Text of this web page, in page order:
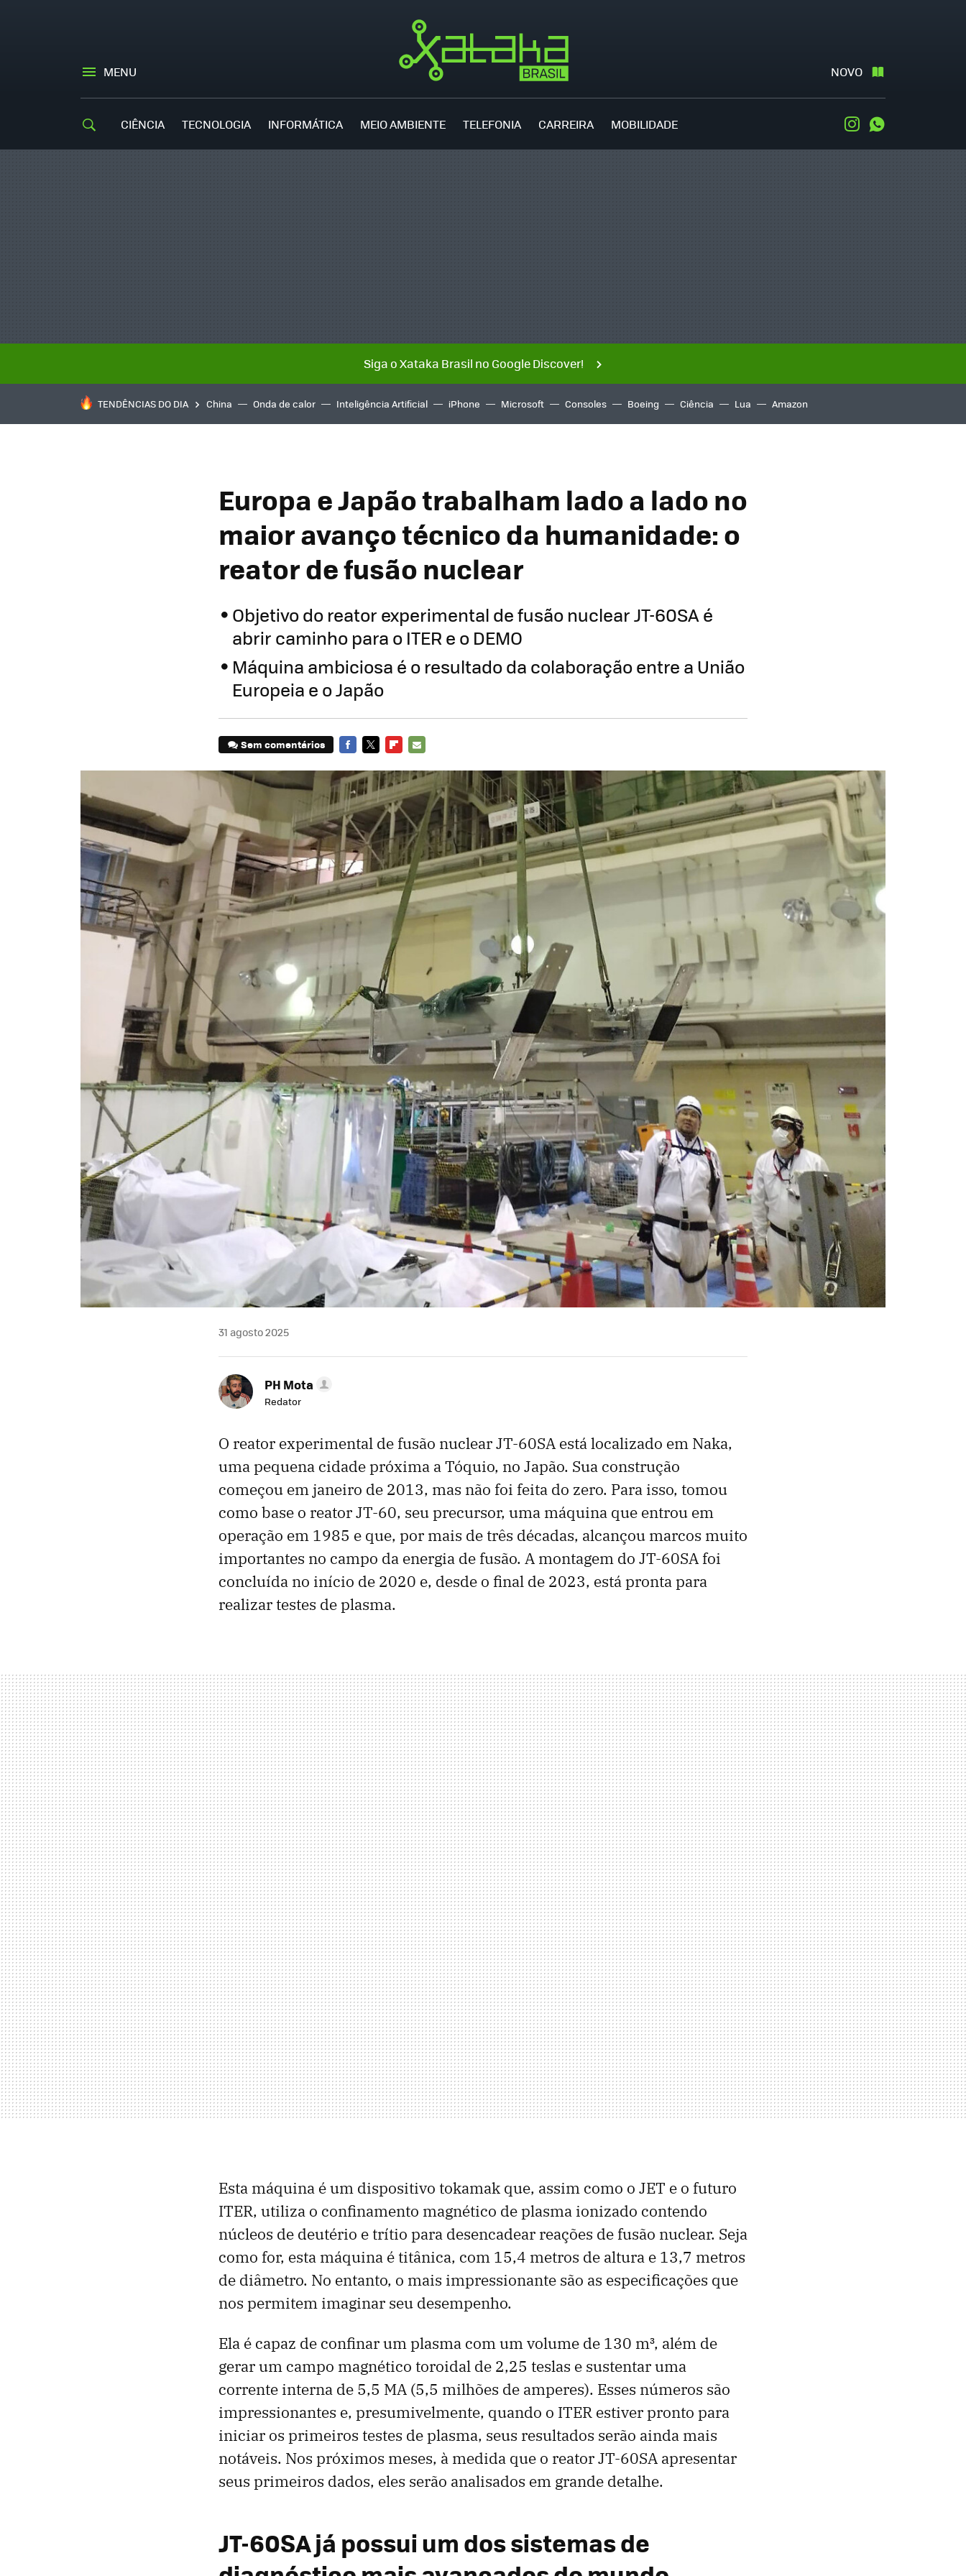
MENU NOVO
CIÊNCIA TECNOLOGIA INFORMÁTICA MEIO AMBIENTE TELEFONIA CARREIRA MOBILIDADE Instagram
Siga o Xataka Brasil no Google Discover!
TENDÊNCIAS DO DIA China Onda de calor Inteligência Artificial iPhone Microsoft Consoles Boeing Ciência Lua Amazon
Europa e Japão trabalham lado a lado no
maior avanço técnico da humanidade: o
reator de fusão nuclear
Objetivo do reator experimental de fusão nuclear JT-60SA é
abrir caminho para o ITER e o DEMO
Máquina ambiciosa é o resultado da colaboração entre a União
Europeia e o Japão
Sem comentários
MAIL
31 agosto 2025
PH Mota
Redator
O reator experimental de fusão nuclear JT-60SA está localizado em Naka,
uma pequena cidade próxima a Tóquio, no Japão. Sua construção
começou em janeiro de 2013, mas não foi feita do zero. Para isso, tomou
como base o reator JT-60, seu precursor, uma máquina que entrou em
operação em 1985 e que, por mais de três décadas, alcançou marcos muito
importantes no campo da energia de fusão. A montagem do JT-60SA foi
concluída no início de 2020 e, desde o final de 2023, está pronta para
realizar testes de plasma.
Esta máquina é um dispositivo tokamak que, assim como o JET e o futuro
ITER, utiliza o confinamento magnético de plasma ionizado contendo
núcleos de deutério e trítio para desencadear reações de fusão nuclear. Seja
como for, esta máquina é titânica, com 15,4 metros de altura e 13,7 metros
de diâmetro. No entanto, o mais impressionante são as especificações que
nos permitem imaginar seu desempenho.
Ela é capaz de confinar um plasma com um volume de 130 m³, além de
gerar um campo magnético toroidal de 2,25 teslas e sustentar uma
corrente interna de 5,5 MA (5,5 milhões de amperes). Esses números são
impressionantes e, presumivelmente, quando o ITER estiver pronto para
iniciar os primeiros testes de plasma, seus resultados serão ainda mais
notáveis. Nos próximos meses, à medida que o reator JT-60SA apresentar
seus primeiros dados, eles serão analisados em grande detalhe.
JT-60SA já possui um dos sistemas de